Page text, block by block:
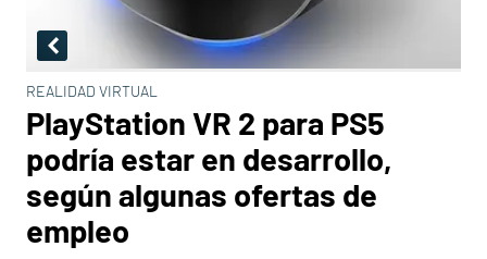
REALIDAD VIRTUAL
PlayStation VR 2 para PS5
podría estar en desarrollo,
según algunas ofertas de
empleo